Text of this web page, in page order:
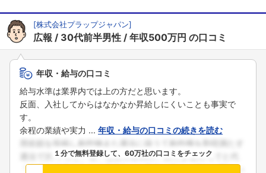
[株式会社プラップジャパン]
広報 30代前半男性 年収500万円 の口コミ
年収・給与の口コミ
給与水準は業界内では上の方だと思います。
反面、入社してからはなかなか昇給しにくいことも事実で
す。
余程の業績や実力 ... 年収・給与の口コミの続きを読む
１分で無料登録して、60万社の口コミをチェック